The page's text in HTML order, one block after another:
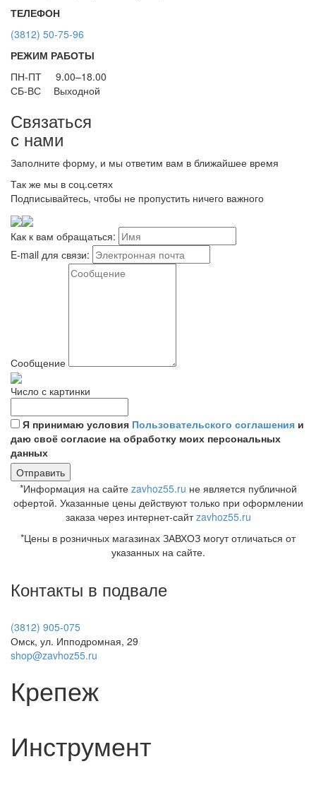
ТЕЛЕФОН
(3812) 50-75-96
РЕЖИМ РАБОТЫ
ПН-ПТ
9.00–18.00
СБ-ВС
Выходной
Связаться
с нами
Заполните форму, и мы ответим вам в ближайшее время
Так же мы в соц.сетях
Подписывайтесь, чтобы не пропустить ничего важного
Как к вам обращаться:
E-mail для связи:
Сообщение
Число с картинки
Я принимаю условия Пользовательского соглашения и
даю своё согласие на обработку моих персональных
данных
*Информация на сайте zavhoz55.ru не является публичной
офертой. Указанные цены действуют только при оформлении
заказа через интернет-сайтzavhoz55.ru
*Цены в розничных магазинах ЗАВХОЗ могут отличаться от
указанных на сайте.
Контакты в подвале
(3812) 905-075
Омск, ул. Ипподромная, 29
shop@zavhoz55.ru
Крепеж
Инструмент